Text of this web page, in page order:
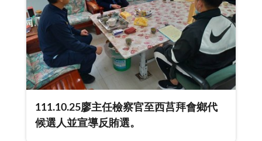
111.10.25廖主任檢察官至西莒拜會鄉代
候選人並宣導反賄選。